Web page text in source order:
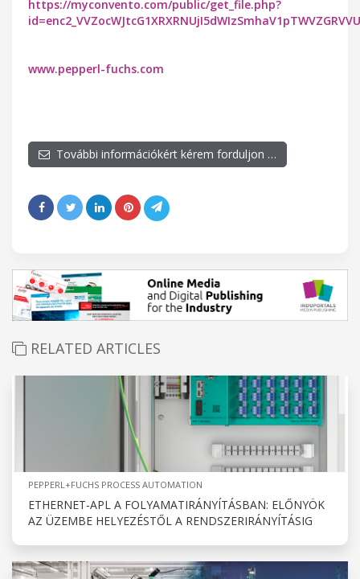
https://myconvento.com/public/get_file.php?
www.pepperl-fuchs.com
További információkért kérem forduljon …
RELATED ARTICLES
PEPPERL+FUCHS PROCESS AUTOMATION
ETHERNET-APL A FOLYAMATIRÁNYÍTÁSBAN: ELŐNYÖK
AZ ÜZEMBE HELYEZÉSTŐL A RENDSZERIRÁNYÍTÁSIG